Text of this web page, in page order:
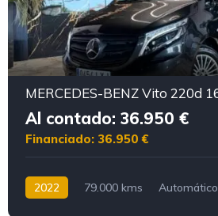
Al contado: 36.950 €
Financiado: 36.950 €
2022 79.000 kms Automático